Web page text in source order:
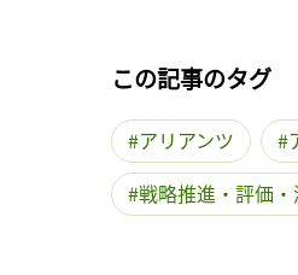
この記事のタグ
アリアンツ
戦略推進・評価